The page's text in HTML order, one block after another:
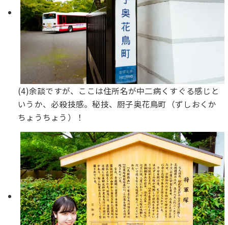
(4)余談ですが、ここは住所名が中二病くすぐる感じと
いうか、必殺技感。秘技、厨子奥花鳥町（ずしおくか
ちょうちょう）！